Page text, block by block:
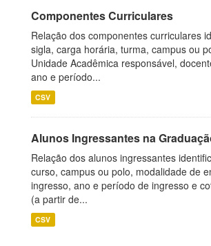
Componentes Curriculares
Relação dos componentes curriculares
sigla, carga horária, turma, campus ou
Unidade Acadêmica responsável,
ano e período...
CSV
Alunos Ingressantes na
Relação dos alunos ingressantes
curso, campus ou polo, modalidade de
ingresso, ano e período de ingresso e
(a partir de...
CSV